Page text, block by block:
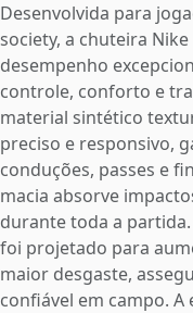
Desenvolvida para
society, a chuteira
desempenho
controle, conforto e
material sintético
preciso e responsivo,
conduções, passes e
macia absorve
durante toda a
foi projetado para
maior desgaste,
confiável em campo.